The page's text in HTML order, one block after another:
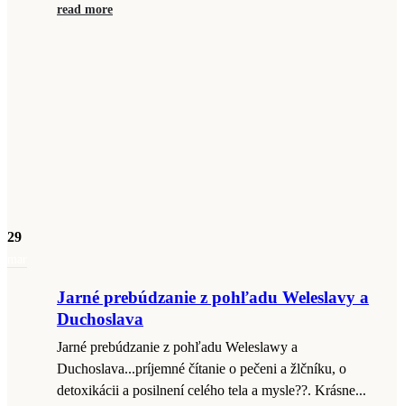
read more
29
Jarné prebúdzanie z pohľadu Weleslavy a
Duchoslava
Jarné prebúdzanie z pohľadu Weleslawy a
Duchoslava...príjemné čítanie o pečeni a žlčníku, o
detoxikácii a posilnení celého tela a mysle??. Krásne...